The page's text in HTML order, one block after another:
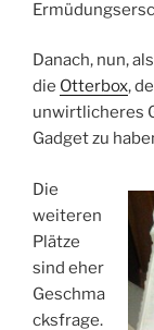
Danach, nun,
die Otterbox,
unwirtlicheres
Gadget zu
Die
weiteren
Plätze
sind eher
Geschma
cksfrage.